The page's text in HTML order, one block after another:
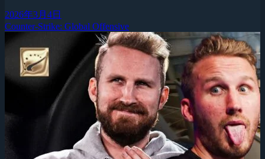
2026年3月4日
Counter-Strike: Global Offensive